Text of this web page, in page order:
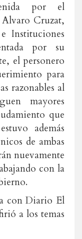
por el
Cruzat,
Instituciones
por su
el personero
para
razonables al
mayores
que
además
de ambas
nuevamente
con la
con Diario El
a los temas